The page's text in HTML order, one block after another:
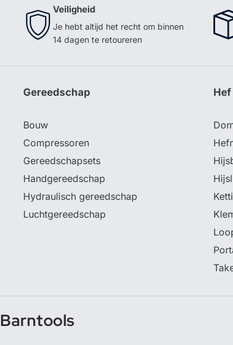
Veiligheid
Je hebt altijd het recht om binnen
14 dagen te retoureren
Gereedschap
Bouw
Compressoren
Gereedschapsets
Handgereedschap
Hydraulisch gereedschap
Luchtgereedschap
Barntools